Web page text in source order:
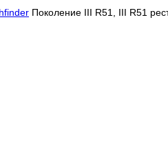
Поколение III R51, III R51